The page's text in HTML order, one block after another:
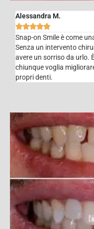
Alessandra M.

Snap-on Smile è come
Senza un intervento
avere un sorriso da urlo.
chiunque voglia
propri denti.